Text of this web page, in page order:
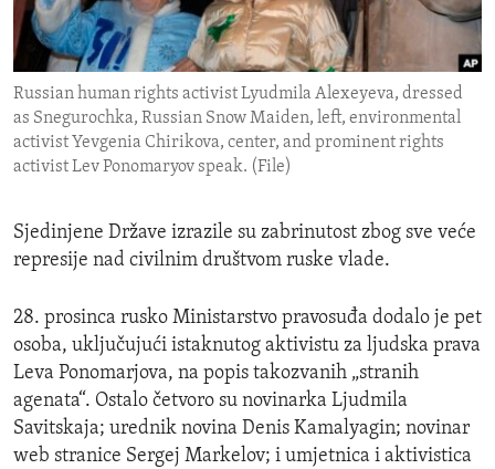
ENVIRONMENT AND HEALTH
IDEALS AND INSTITUTIONS
Russian human rights activist Lyudmila Alexeyeva, dressed
as Snegurochka, Russian Snow Maiden, left, environmental
activist Yevgenia Chirikova, center, and prominent rights
activist Lev Ponomaryov speak. (File)
Sjedinjene Države izrazile su zabrinutost zbog sve veće
represije nad civilnim društvom ruske vlade.
28. prosinca rusko Ministarstvo pravosuđa dodalo je pet
osoba, uključujući istaknutog aktivistu za ljudska prava
Leva Ponomarjova, na popis takozvanih „stranih
agenata“. Ostalo četvoro su novinarka Ljudmila
Savitskaja; urednik novina Denis Kamalyagin; novinar
web stranice Sergej Markelov; i umjetnica i aktivistica